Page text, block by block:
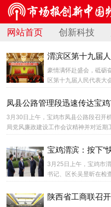
网站首页 创新科技
渭滨区第十九届
豪情满怀赴盛会，砥砺
区第十九届人民代表大
凤县公路管理段迅速传达宝
3月30日上午，宝鸡市凤县公路段召开
局党风廉政建设工作会议精神并对近期
宝鸡渭滨：按下“
3月25日上午，宝鸡市
书记、区长吴昱昕在检
为...
陕西省工商联召